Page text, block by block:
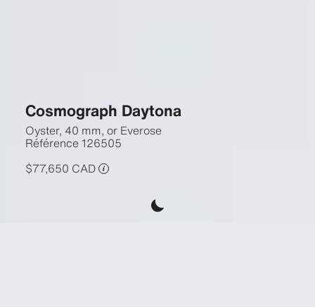
Cosmograph Daytona
Oyster, 40 mm, or Everose
Référence126505
$77,650 CAD